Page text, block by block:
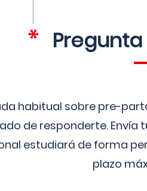
habitual sobre pre-
de responderte.
estudiará de forma
plazo